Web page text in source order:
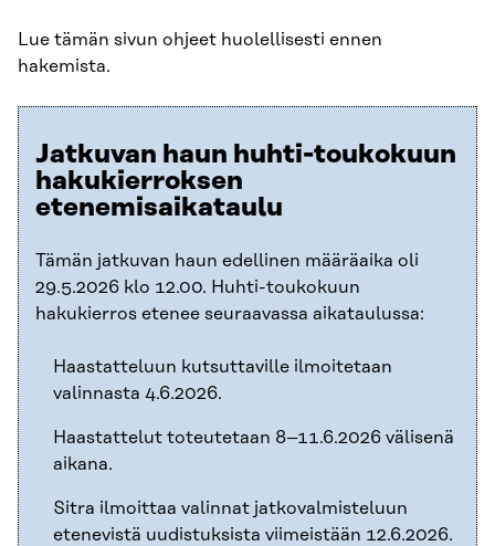
Lue tämän sivun ohjeet huolellisesti ennen
hakemista.
Jatkuvan haun huhti-toukokuun
hakukierroksen
etenemisaikataulu
Tämän jatkuvan haun edellinen määräaika oli
29.5.2026 klo 12.00. Huhti-toukokuun
hakukierros etenee seuraavassa aikataulussa:
Haastatteluun kutsuttaville ilmoitetaan
valinnasta 4.6.2026.
Haastattelut toteutetaan 8–11.6.2026 välisenä
aikana.
Sitra ilmoittaa valinnat jatkovalmisteluun
etenevistä uudistuksista viimeistään 12.6.2026.